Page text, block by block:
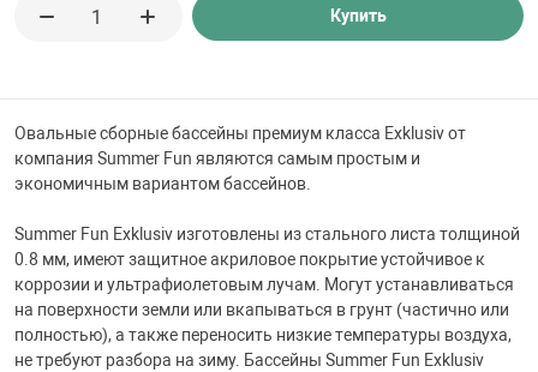
бассейна
материалы
Овальные сборные бассейны премиум класса Exklusiv от
компания Summer Fun являются самым простым и
экономичным вариантом бассейнов.
Summer Fun Exklusiv изготовлены из стального листа толщиной
0.8 мм, имеют защитное акриловое покрытие устойчивое к
коррозии и ультрафиолетовым лучам. Могут устанавливаться
на поверхности земли или вкапываться в грунт (частично или
полностью), а также переносить низкие температуры воздуха,
не требуют разбора на зиму. Бассейны Summer Fun Exklusiv
Купить